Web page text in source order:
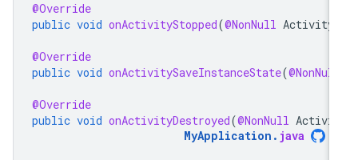
@Override
public void onActivityStopped(@NonNull Activity
@Override
public void onActivitySaveInstanceState(
@Override
public void onActivityDestroyed(@NonNull
MyApplication.java